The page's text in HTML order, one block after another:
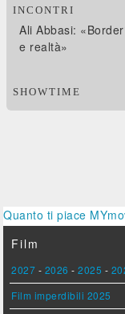
INCONTRI
Ali Abbasi:
e realtà»
SHOWTIME
Quanto ti piace
Film
2027 - 2026 -2025 -
Film imperdibili 2025